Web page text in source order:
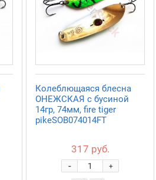
Колеблющаяся блесна
ОНЕЖСКАЯ с бусиной
14гр, 74мм, fire tiger
pikeSOB074014FT
317 руб.
+
-